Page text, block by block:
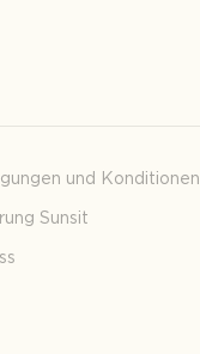
und Konditionen
Sunsit